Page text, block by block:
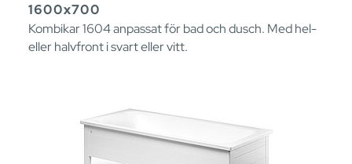
1600x700
Kombikar 1604 anpassat för bad och dusch. Med hel-
eller halvfront i svart eller vitt.